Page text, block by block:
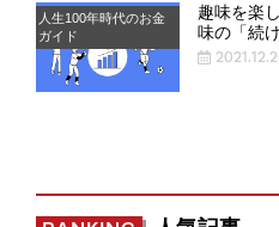
人生100年時代のお金
ガイド
趣味を楽
味の「続